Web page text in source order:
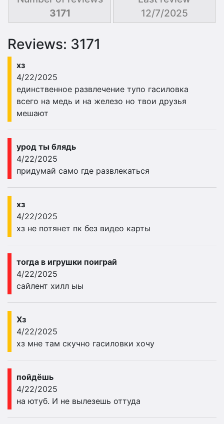
3171
12/7/2025
Reviews: 3171
хз
4/22/2025
единственное развлечение тупо гасиловка
всего на медь и на железо но твои друзья
мешают
урод ты блядь
4/22/2025
придумай само где развлекаться
хз
4/22/2025
хз не потянет пк без видео карты
тогда в игрушки поиграй
4/22/2025
сайлент хилл ыы
Хз
4/22/2025
хз мне там скучно гасиловки хочу
пойдёшь
4/22/2025
на ютуб. И не вылезешь оттуда